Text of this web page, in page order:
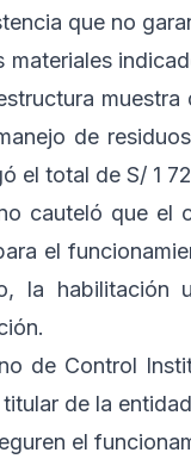
que no
de
el total de S/ 1
cauteló que el
el
la
de Control
de la
el